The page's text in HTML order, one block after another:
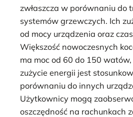
zwłaszcza w porównaniu do
systemów grzewczych. Ich
od mocy urządzenia oraz
Większość nowoczesnych
ma moc od 60 do 150 watów,
zużycie energii jest
porównaniu do innych
Użytkownicy mogą
oszczędność na rachunkach